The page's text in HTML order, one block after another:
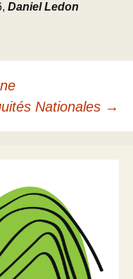
Daniel Ledon
Nationales →